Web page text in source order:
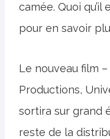
camée. Quoi qu’il
pour en savoir
Le nouveau film
Productions,
sortira sur grand
reste de la